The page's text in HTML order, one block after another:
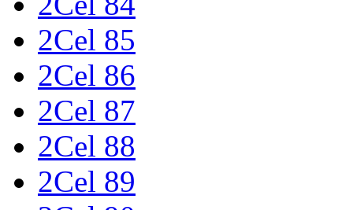
2Cel 85
2Cel 86
2Cel 87
2Cel 88
2Cel 89